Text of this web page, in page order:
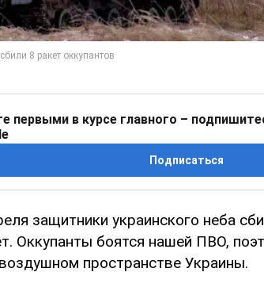
первыми в курсе главного –
Подписаться
защитники украинского неба
Оккупанты боятся нашей ПВО,
пространстве Украины.